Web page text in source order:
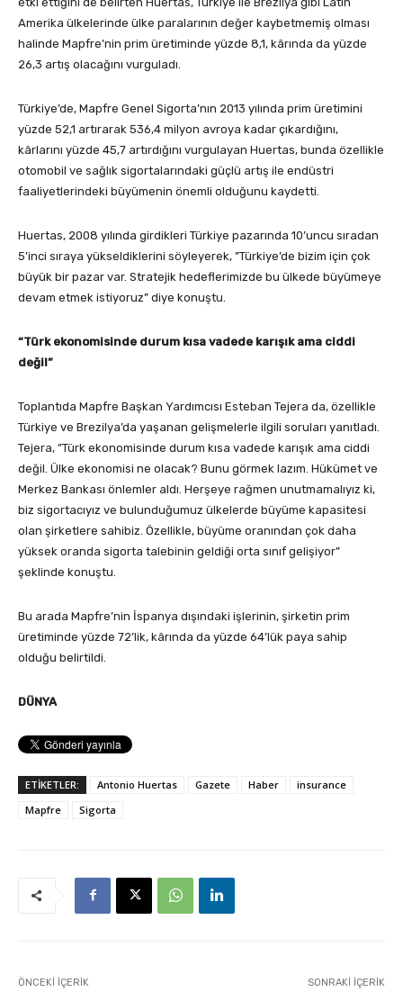
Amerika ülkelerinde ülke paralarının değer kaybetmemiş olması
halinde Mapfre’nin prim üretiminde yüzde 8,1, kârında da yüzde
26,3 artış olacağını vurguladı.
Türkiye’de, Mapfre Genel Sigorta’nın 2013 yılında prim üretimini
yüzde 52,1 artırarak 536,4 milyon avroya kadar çıkardığını,
kârlarını yüzde 45,7 artırdığını vurgulayan Huertas, bunda özellikle
otomobil ve sağlık sigortalarındaki güçlü artış ile endüstri
faaliyetlerindeki büyümenin önemli olduğunu kaydetti.
Huertas, 2008 yılında girdikleri Türkiye pazarında 10’uncu sıradan
5’inci sıraya yükseldiklerini söyleyerek, ”Türkiye’de bizim için çok
büyük bir pazar var. Stratejik hedeflerimizde bu ülkede büyümeye
devam etmek istiyoruz” diye konuştu.
“Türk ekonomisinde durum kısa vadede karışık ama ciddi
değil”
Toplantıda Mapfre Başkan Yardımcısı Esteban Tejera da, özellikle
Türkiye ve Brezilya’da yaşanan gelişmelerle ilgili soruları yanıtladı.
Tejera, ”Türk ekonomisinde durum kısa vadede karışık ama ciddi
değil. Ülke ekonomisi ne olacak? Bunu görmek lazım. Hükümet ve
Merkez Bankası önlemler aldı. Herşeye rağmen unutmamalıyız ki,
biz sigortacıyız ve bulunduğumuz ülkelerde büyüme kapasitesi
olan şirketlere sahibiz. Özellikle, büyüme oranından çok daha
yüksek oranda sigorta talebinin geldiği orta sınıf gelişiyor”
şeklinde konuştu.
Bu arada Mapfre’nin İspanya dışındaki işlerinin, şirketin prim
üretiminde yüzde 72’lik, kârında da yüzde 64’lük paya sahip
olduğu belirtildi.
DÜNYA
ETİKETLER: Antonio Huertas Gazete Haber
insurance
Mapfre
Sigorta
ÖNCEKI İÇERIK SONRAKI İÇERIK